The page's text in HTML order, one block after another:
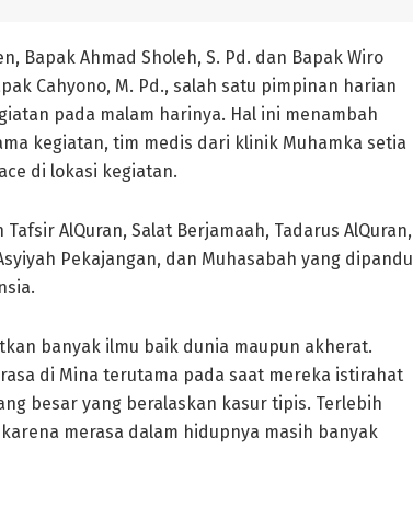
Bapak Ahmad Sholeh, S. Pd. dan Bapak Wiro
Cahyono, M. Pd., salah satu pimpinan harian
pada malam harinya. Hal ini menambah
kegiatan, tim medis dari klinik Muhamka setia
di lokasi kegiatan.
AlQuran, Salat Berjamaah, Tadarus AlQuran,
Pekajangan, dan Muhasabah yang dipandu
banyak ilmu baik dunia maupun akherat.
di Mina terutama pada saat mereka istirahat
besar yang beralaskan kasur tipis. Terlebih
merasa dalam hidupnya masih banyak